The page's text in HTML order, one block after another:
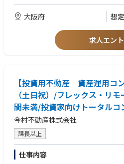
【クロージングと事業推進】契約交渉、
当 大阪府 想
求人エン
【投資用不動産 資産運用コ
（土日祝）/フレックス・リ
間未満/投資家向けトータルコ
今村不動産株式会社
課長以上
仕事内容